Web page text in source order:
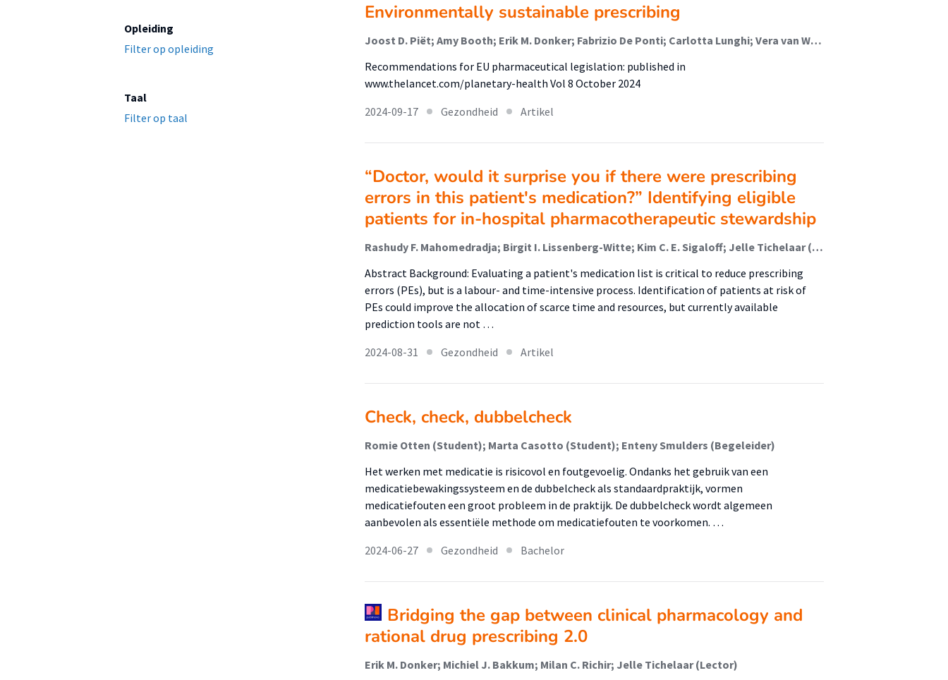
Opleiding
Filter op opleiding
Taal
Filter op taal
Environmentally sustainable prescribing
Joost D. Piët; Amy Booth; Erik M. Donker; Fabrizio De Ponti; Carlotta Lunghi; Vera van Waardenburg; Jelle Tichelaar (Lector)
Recommendations for EU pharmaceutical legislation: published in
www.thelancet.com/planetary-health Vol 8 October 2024
2024-09-17
Gezondheid Artikel
“Doctor, would it surprise you if there were prescribing
errors in this patient's medication?” Identifying eligible
patients for in-hospital pharmacotherapeutic stewardship
Rashudy F. Mahomedradja; Birgit I. Lissenberg-Witte; Kim C. E. Sigaloff; Jelle Tichelaar (Lector); Michiel A. van Agtmael
Abstract Background: Evaluating a patient's medication list is critical to reduce prescribing
errors (PEs), but is a labour- and time-intensive process. Identification of patients at risk of
PEs could improve the allocation of scarce time and resources, but currently available
prediction tools are not …
2024-08-31
Gezondheid Artikel
Check, check, dubbelcheck
Romie Otten (Student); Marta Casotto (Student); Enteny Smulders (Begeleider)
Het werken met medicatie is risicovol en foutgevoelig. Ondanks het gebruik van een
medicatiebewakingssysteem en de dubbelcheck als standaardpraktijk, vormen
medicatiefouten een groot probleem in de praktijk. De dubbelcheck wordt algemeen
aanbevolen als essentiële methode om medicatiefouten te voorkomen. …
2024-06-27
Gezondheid Bachelor
Bridging the gap between clinical pharmacology and
rational drug prescribing 2.0
Erik M. Donker; Michiel J. Bakkum; Milan C. Richir; Jelle Tichelaar (Lector)